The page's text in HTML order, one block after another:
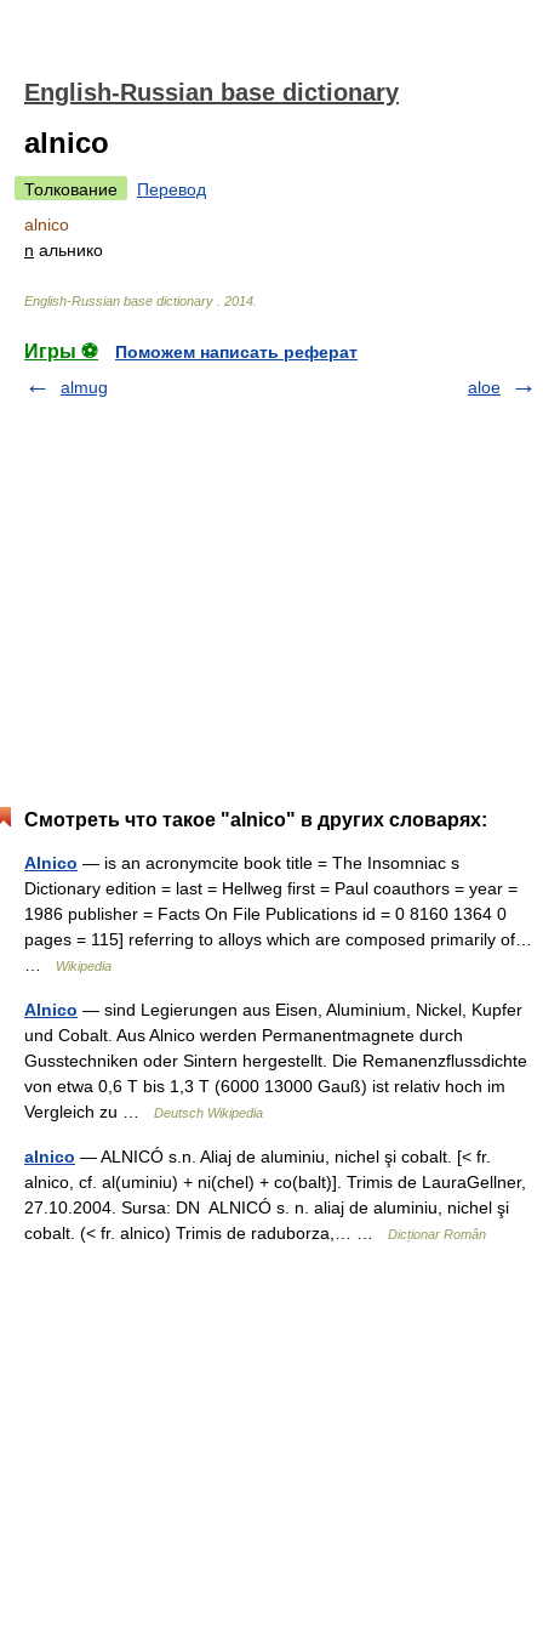
English-Russian base dictionary
alnico
Толкование
Перевод
alnico
n альнико
English-Russian base dictionary 2014
Игры ⚽
Поможем написать реферат
almug
aloe
Смотреть что такое "alnico" в других словарях:
Alnico — is an acronymcite book title = The Insomniac s
Dictionary edition = last = Hellweg first = Paul coauthors = year =
1986 publisher = Facts On File Publications id = 0 8160 1364 0
pages = 115] referring to alloys which are composed primarily of…
Wikipedia
Alnico — sind Legierungen aus Eisen, Aluminium, Nickel, Kupfer
und Cobalt. Aus Alnico werden Permanentmagnete durch
Gusstechniken oder Sintern hergestellt. Die Remanenzflussdichte
von etwa 0,6 T bis 1,3 T (6000 13000 Gauß) ist relativ hoch im
Vergleich zu …
Deutsch Wikipedia
alnico — ALNICÓ s.n. Aliaj de aluminiu, nichel şi cobalt. [< fr.
alnico, cf. al(uminiu) + ni(chel) + co(balt)]. Trimis de LauraGellner,
27.10.2004. Sursa: DN ALNICÓ s. n. aliaj de aluminiu, nichel şi
cobalt. (< fr. alnico) Trimis de raduborza,… …
Dicționar Român